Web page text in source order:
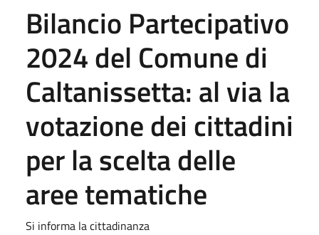
Bilancio Partecipativo
2024 del Comune di
Caltanissetta: al via la
votazione dei cittadini
per la scelta delle
aree tematiche
Si informa la cittadinanza